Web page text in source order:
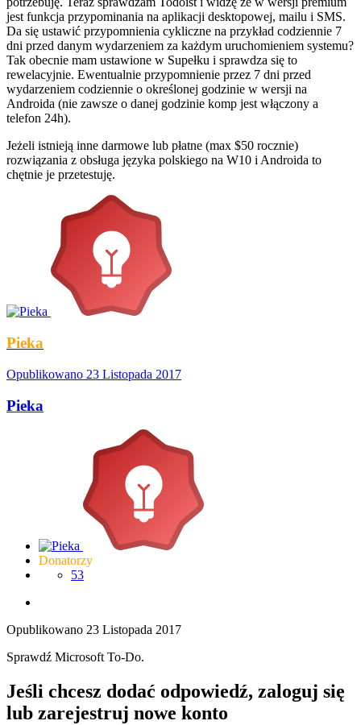
jest funkcja przypominania na aplikacji desktopowej, mailu i SMS.
Da się ustawić przypomnienia cykliczne na przykład codziennie 7
dni przed danym wydarzeniem za każdym uruchomieniem systemu?
Tak obecnie mam ustawione w Supełku i sprawdza się to
rewelacyjnie. Ewentualnie przypomnienie przez 7 dni przed
wydarzeniem codziennie o określonej godzinie w wersji na
Androida (nie zawsze o danej godzinie komp jest włączony a
telefon 24h).
Jeżeli istnieją inne darmowe lub płatne (max $50 rocznie)
rozwiązania z obsługa języka polskiego na W10 i Androida to
chętnie je przetestuję.
Pieka
Opublikowano 23 Listopada 2017
Pieka
Donatorzy
53
Opublikowano 23 Listopada 2017
Sprawdź Microsoft To-Do.
Jeśli chcesz dodać odpowiedź, zaloguj się
lub zarejestruj nowe konto